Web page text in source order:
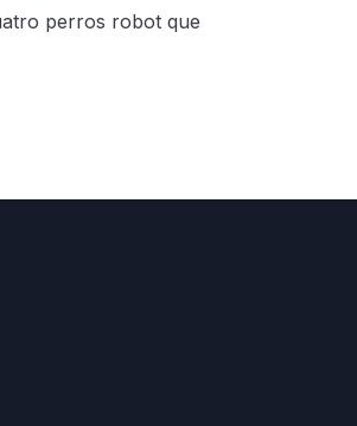
perros robot que